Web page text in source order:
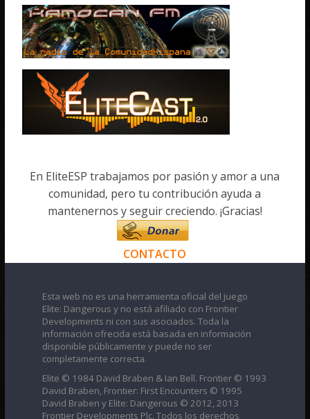
En EliteESP trabajamos por pasión y amor a una
comunidad, pero tu contribución ayuda a
mantenernos y seguir creciendo. ¡Gracias!
CONTACTO
Esta web no es una herramienta oficial del juego
Elite: Dangerous y no está afiliado con Frontier
Developments ni con sus asociados. Toda la
información ofrecida está basada en información
disponible públicamente y puede no ser
completamente correcta.
Elite © 1984 David Braben & Ian Bell. Frontier © 1993
David Braben, Frontier: First Encounters © 1995
David Braben y Elite: Dangerous © 2012, 2013
Frontier Developments Plc. Todos los derechos